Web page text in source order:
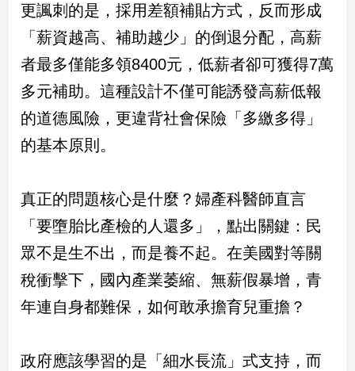
調
國
焦
點
觀
兩
國
際
社
會/
地
冠
更諷刺的是，採用差額補貼方式，反而形成
「薪資越高、補助越少」的倒退分配，高薪
者最多僅能多領8400元，低薪者卻可獲得7萬
多元補助。這種設計不僅可能誘發高薪低報
的道德風險，更違背社會保險「多繳多得」
的基本原則。
真正的問題核心是什麼？婦產科醫師直言
「要墮胎比產檢的人還多」，點出關鍵：民
眾不是生不出，而是養不起。在美國對等關
稅衝擊下，國內產業萎縮、無薪假暴增，青
年連自身都難保，如何敢承擔育兒重擔？
政府應該學習的是「細水長流」式支持，而